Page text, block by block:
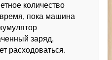
количество
пока машина
заряд,
расходоваться.